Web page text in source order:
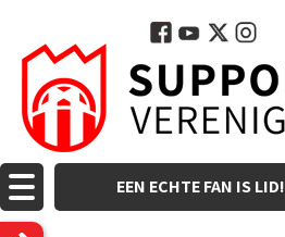
EEN ECHTE FAN IS LID!